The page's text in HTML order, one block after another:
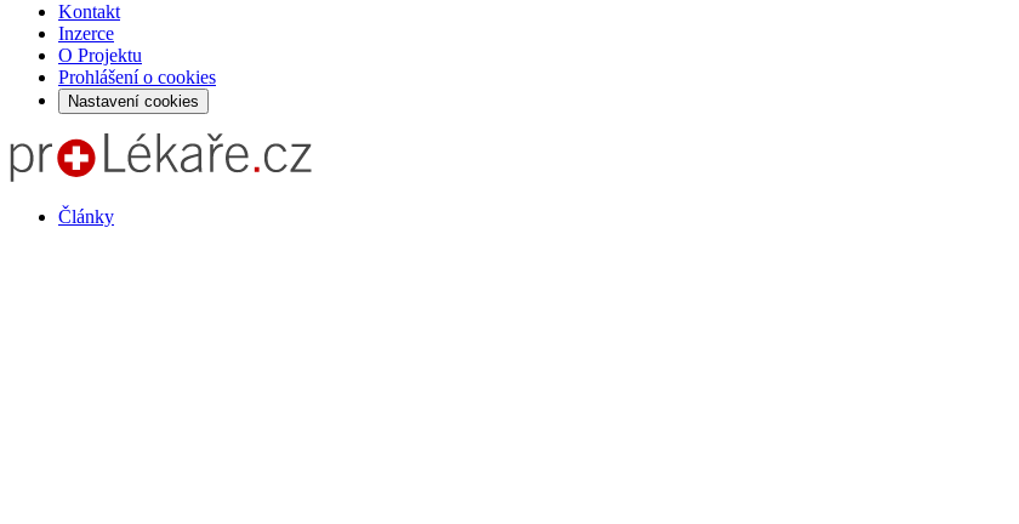
Kontakt
Inzerce
O Projektu
Prohlášení o cookies
Nastavení cookies
Články